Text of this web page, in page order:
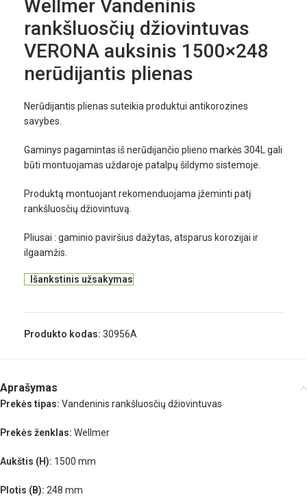
Wellmer Vandeninis
rankšluosčių džiovintuvas
VERONA auksinis 1500×248
nerūdijantis plienas
Nerūdijantis plienas suteikia produktui antikorozines
savybes.
Gaminys pagamintas iš nerūdijančio plieno markės 304L gali
būti montuojamas uždaroje patalpų šildymo sistemoje.
Produktą montuojant rekomenduojama įžeminti patį
rankšluosčių džiovintuvą.
Pliusai : gaminio paviršius dažytas, atsparus korozijai ir
ilgaamžis.
Išankstinis užsakymas
Produkto kodas: 30956A
Aprašymas
Prekės tipas: Vandeninis rankšluosčių džiovintuvas
Prekės ženklas: Wellmer
Aukštis (H): 1500 mm
Plotis (B): 248 mm